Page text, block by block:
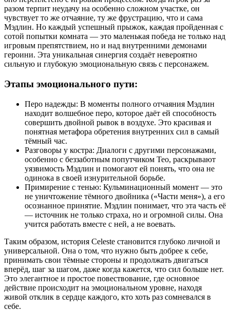
разом терпит неудачу на особенно сложном участке, он
чувствует то же отчаяние, ту же фрустрацию, что и сама
Мэдлин. Но каждый успешный прыжок, каждая пройденная с
сотой попытки комната — это маленькая победа не только над
игровым препятствием, но и над внутренними демонами
героини. Эта уникальная синергия создаёт невероятно
сильную и глубокую эмоциональную связь с персонажем.
Этапы эмоционального пути:
Перо надежды: В моменты полного отчаяния Мэдлин
находит волшебное перо, которое даёт ей способность
совершить двойной рывок в воздухе. Это красивая и
понятная метафора обретения внутренних сил в самый
тёмный час.
Разговоры у костра: Диалоги с другими персонажами,
особенно с беззаботным попутчиком Тео, раскрывают
уязвимость Мэдлин и помогают ей понять, что она не
одинока в своей изнурительной борьбе.
Примирение с тенью: Кульминационный момент — это
не уничтожение тёмного двойника («Части меня»), а его
осознанное принятие. Мэдлин понимает, что эта часть её
— источник не только страха, но и огромной силы. Она
учится работать вместе с ней, а не воевать.
Таким образом, история Celeste становится глубоко личной и
универсальной. Она о том, что нужно быть добрее к себе,
принимать свои тёмные стороны и продолжать двигаться
вперёд, шаг за шагом, даже когда кажется, что сил больше нет.
Это элегантное и простое повествование, где основное
действие происходит на эмоциональном уровне, находя
живой отклик в сердце каждого, кто хоть раз сомневался в
себе.